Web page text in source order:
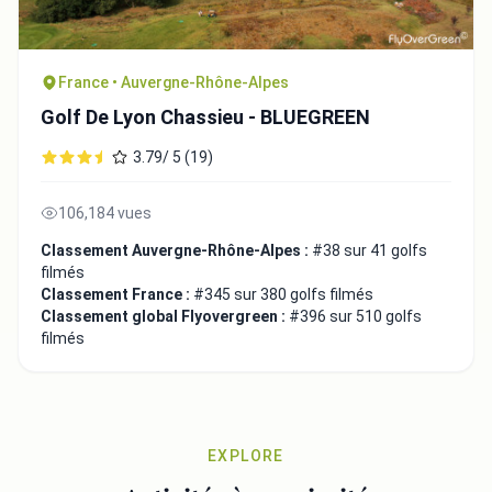
France • Auvergne-Rhône-Alpes
Golf De Lyon Chassieu - BLUEGREEN
3.79/ 5 (19)
106,184 vues
Classement Auvergne-Rhône-Alpes : #38 sur 41 golfs
filmés
Classement France : #345 sur 380 golfs filmés
Classement global Flyovergreen : #396 sur 510 golfs
filmés
EXPLORE